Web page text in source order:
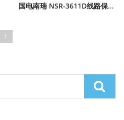
国电南瑞 NSR-3611D线路保护测控
1